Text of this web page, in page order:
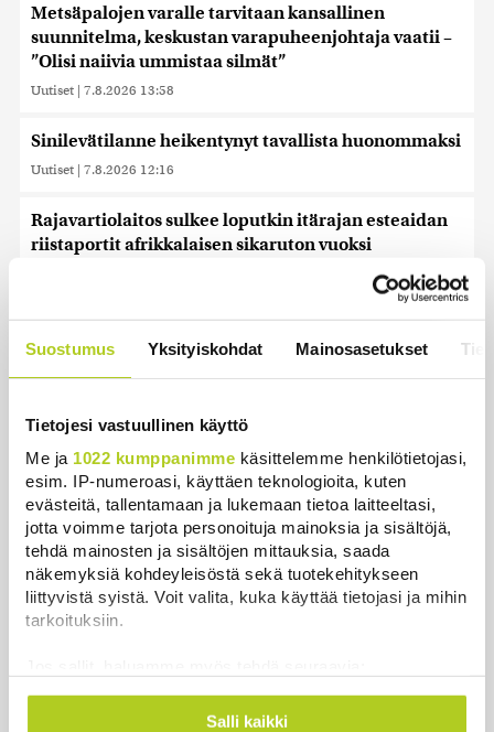
Suostumus Yksityiskohdat Mainosasetukset
Tietojesi vastuullinen käyttö
Me ja 1022 kumppanimme käsittelemme henkilötietojasi,
esim. IP-numeroasi, käyttäen teknologioita, kuten
evästeitä, tallentamaan ja lukemaan tietoa laitteeltasi,
jotta voimme tarjota personoituja mainoksia ja sisältöjä,
tehdä mainosten ja sisältöjen mittauksia, saada
näkemyksiä kohdeyleisöstä sekä tuotekehitykseen
liittyvistä syistä. Voit valita, kuka käyttää tietojasi ja mihin
tarkoituksiin.
Kerätä tietoja maantieteellisestä sijainnistasi,
mahdollisesti muutaman metrin tarkkuudella
Salli kaikki
Metsäpalojen varalle tarvitaan kansallinen
suunnitelma, keskustan varapuheenjohtaja vaatii –
”Olisi naiivia ummistaa silmät”
Uutiset | 7.8.2026 13:58
Sinilevätilanne heikentynyt tavallista huonommaksi
Uutiset | 7.8.2026 12:16
Rajavartiolaitos sulkee loputkin itärajan esteaidan
riistaportit afrikkalaisen sikaruton vuoksi
Keskustan Siponen: Epäselvä laki uhkaa pysäyttää
kesähakkuut – ministeri Essayahin korjattava
tilanne
Saimaannorpan kuutti kuoli kalaverkkoon Liperissä
– jo vuoden 12:s tietoon tullut pyydyskuolema
Uutiset | 7.8.2026 11:19
Poliisi tutkii useita seksuaalirikoksia Turussa –
kohdistuneet sattumalta valikoituihin naisiin
Uutiset 7.8.2026 10:55
rajaturvallisuuden uskottavuuden